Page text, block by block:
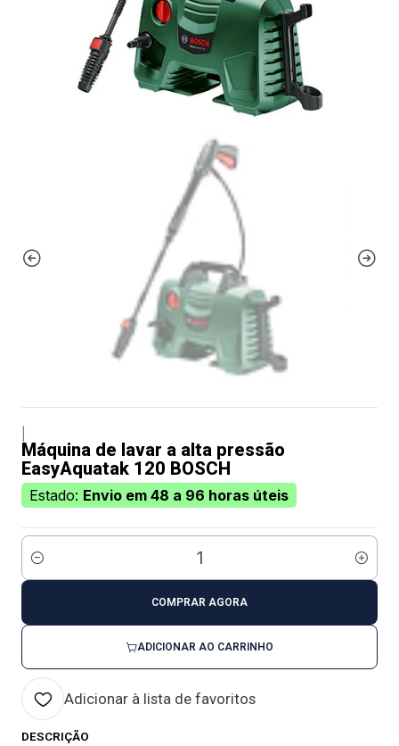
Máquina de lavar a alta pressão
EasyAquatak 120 BOSCH
Estado: Envio em 48 a 96 horas úteis
Quantidade
ADICIONAR AO CARRINHO
COMPRAR AGORA
Adicionar à lista de favoritos
DESCRIÇÃO